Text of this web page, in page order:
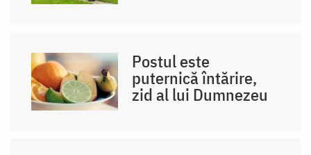
Postul este
puternică întărire,
zid al lui Dumnezeu